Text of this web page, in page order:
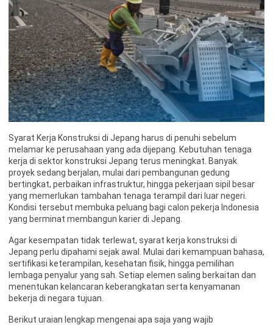
Syarat Kerja Konstruksi di Jepang harus di penuhi sebelum
melamar ke perusahaan yang ada dijepang. Kebutuhan tenaga
kerja di sektor konstruksi Jepang terus meningkat. Banyak
proyek sedang berjalan, mulai dari pembangunan gedung
bertingkat, perbaikan infrastruktur, hingga pekerjaan sipil besar
yang memerlukan tambahan tenaga terampil dari luar negeri.
Kondisi tersebut membuka peluang bagi calon pekerja Indonesia
yang berminat membangun karier di Jepang.
Agar kesempatan tidak terlewat, syarat kerja konstruksi di
Jepang perlu dipahami sejak awal. Mulai dari kemampuan bahasa,
sertifikasi keterampilan, kesehatan fisik, hingga pemilihan
lembaga penyalur yang sah. Setiap elemen saling berkaitan dan
menentukan kelancaran keberangkatan serta kenyamanan
bekerja di negara tujuan.
Berikut uraian lengkap mengenai apa saja yang wajib